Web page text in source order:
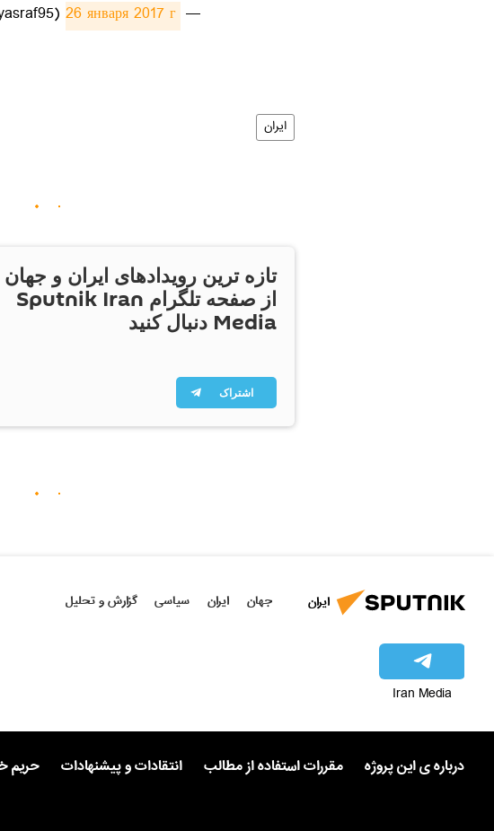
— fadaeyasraf (@fadaeyasraf95)
26 января 2017 г.
ایران
تازه ترین رویدادهای ایران و جهان
از صفحه تلگرام Sputnik Iran
Media دنبال کنید
اشتراک
ایران جهان ایران سیاسی گزارش و تحلیل
Iran Media
درباره ی این پروژه مقررات استفاده از مطالب انتقادات و پیشنهادات حریم